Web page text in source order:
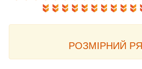
РОЗМІРНИЙ